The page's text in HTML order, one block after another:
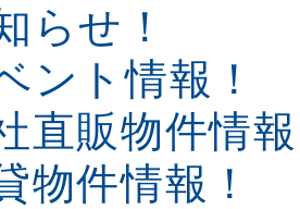
らせ！
ント情報！
直販物件情
物件情報！